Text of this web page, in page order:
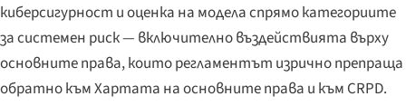
киберсигурност и оценка на модела спрямо категориите
за системен риск — включително въздействията върху
основните права, които регламентът изрично препраща
обратно към Хартата на основните права и към CRPD.